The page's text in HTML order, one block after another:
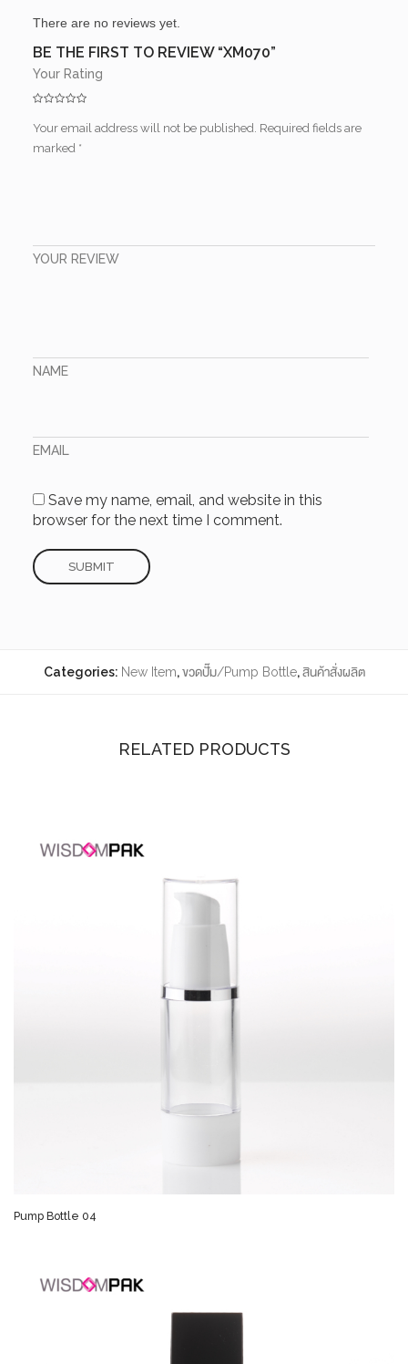
There are no reviews yet.
BE THE FIRST TO REVIEW “XM070”
Your email address will not be published. Required fields are
marked *
Your Rating
YOUR REVIEW
NAME
EMAIL
Save my name, email, and website in this
browser for the next time I comment.
Categories: New Item,ขวดปั๊ม/Pump Bottle,สินค้าสั่งผลิต
RELATED PRODUCTS
Pump Bottle 04